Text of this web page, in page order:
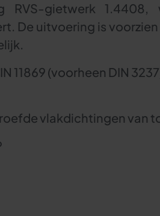
RVS-gietwerk
De uitvoering is
11869 (voorheen DIN
vlakdichtingen van